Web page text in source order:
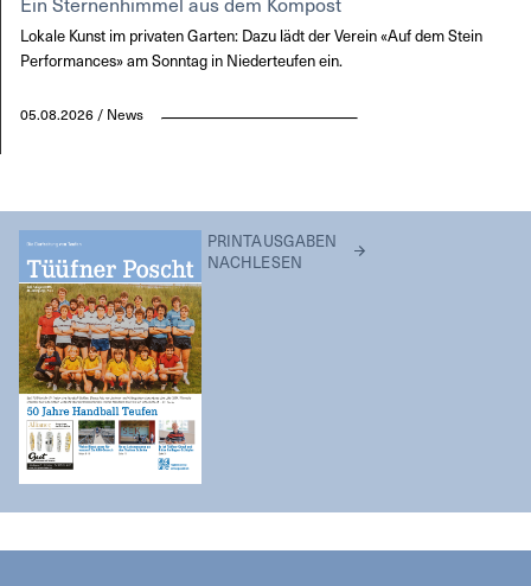
Lokale Kunst im privaten Garten: Dazu lädt der Verein «Auf dem Stein
Performances» am Sonntag in Niederteufen ein.
05.08.2026 / News
PRINTAUSGABEN
NACHLESEN